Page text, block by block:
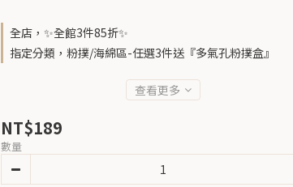
全店，✨全館3件85折✨
指定分類，粉撲/海綿區-任選3件送『多氣孔粉撲盒』
查看更多
NT$189
數量